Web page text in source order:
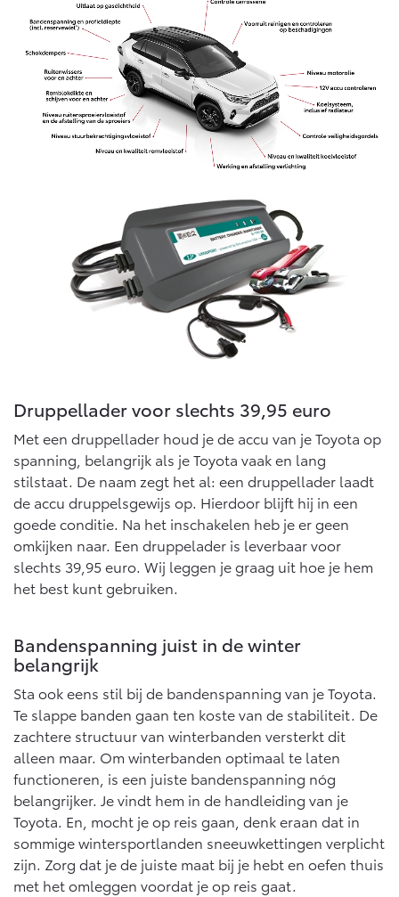
Vanaf € 46.301,-
Land Cruiser (excl. BTW)
Druppellader voor slechts 39,95 euro
Met een druppellader houd je de accu van je Toyota op
spanning, belangrijk als je Toyota vaak en lang
stilstaat. De naam zegt het al: een druppellader laadt
de accu druppelsgewijs op. Hierdoor blijft hij in een
goede conditie. Na het inschakelen heb je er geen
omkijken naar. Een druppelader is leverbaar voor
slechts 39,95 euro. Wij leggen je graag uit hoe je hem
het best kunt gebruiken.
Bandenspanning juist in de winter
belangrijk
Sta ook eens stil bij de bandenspanning van je Toyota.
Te slappe banden gaan ten koste van de stabiliteit. De
zachtere structuur van winterbanden versterkt dit
alleen maar. Om winterbanden optimaal te laten
functioneren, is een juiste bandenspanning nóg
belangrijker. Je vindt hem in de handleiding van je
Toyota. En, mocht je op reis gaan, denk eraan dat in
sommige wintersportlanden sneeuwkettingen verplicht
zijn. Zorg dat je de juiste maat bij je hebt en oefen thuis
met het omleggen voordat je op reis gaat.